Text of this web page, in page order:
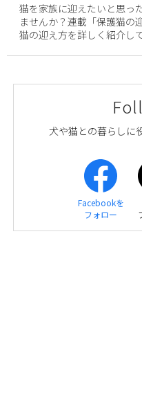
猫を家族に迎えたいと思っ
ませんか？連載「保護猫の
猫の迎え方を詳しく紹介し
犬や猫との暮らしに
Facebookを
フォロー